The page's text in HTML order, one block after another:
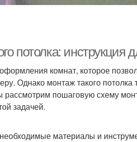
потолка: инструкция
комнат, которое
Однако монтаж такого потолка
пошаговую схему
задачей.
материалы и